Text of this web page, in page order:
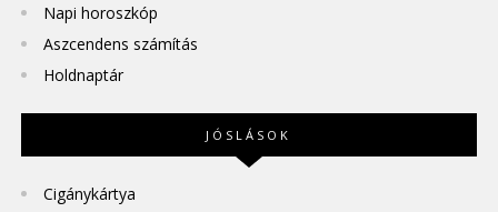
Napi horoszkóp
Aszcendens számítás
Holdnaptár
JÓSLÁSOK
Cigánykártya